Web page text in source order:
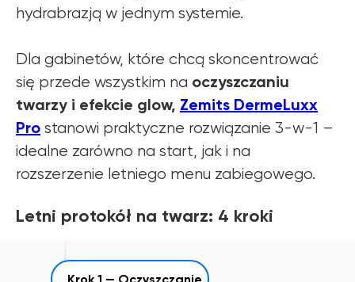
hydrabrazją w jednym systemie.
Dla gabinetów, które chcą skoncentrować
się przede wszystkim na oczyszczaniu
twarzy i efekcie glow, Zemits DermeLuxx
Pro stanowi praktyczne rozwiązanie 3-w-1 –
idealne zarówno na start, jak i na
rozszerzenie letniego menu zabiegowego.
Letni protokół na twarz: 4 kroki
Krok 1 — Oczyszczanie